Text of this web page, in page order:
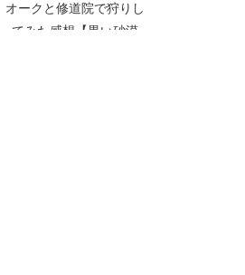
オークと修道院で狩りし
てみた感想【黒い砂漠